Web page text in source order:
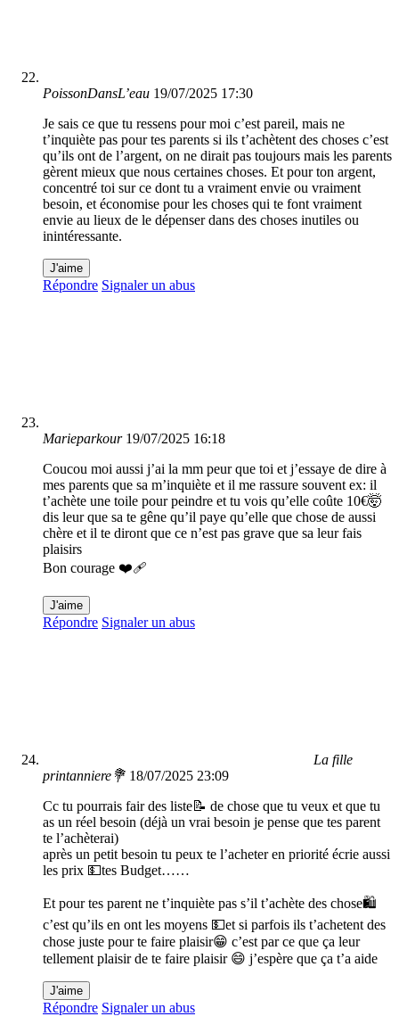
PoissonDansL’eau 19/07/2025 17:30
Je sais ce que tu ressens pour moi c’est pareil, mais ne
t’inquiète pas pour tes parents si ils t’achètent des choses c’est
qu’ils ont de l’argent, on ne dirait pas toujours mais les parents
gèrent mieux que nous certaines choses. Et pour ton argent,
concentré toi sur ce dont tu a vraiment envie ou vraiment
besoin, et économise pour les choses qui te font vraiment
envie au lieux de le dépenser dans des choses inutiles ou
inintéressante.
J'aime
Répondre Signaler un abus
Marieparkour 19/07/2025 16:18
Coucou moi aussi j’ai la mm peur que toi et j’essaye de dire à
mes parents que sa m’inquiète et il me rassure souvent ex: il
t’achète une toile pour peindre et tu vois qu’elle coûte 10€🤯
dis leur que sa te gêne qu’il paye qu’elle que chose de aussi
chère et il te diront que ce n’est pas grave que sa leur fais
plaisirs
Bon courage ❤️‍🩹
J'aime
Répondre Signaler un abus
La fille
printanniere💐 18/07/2025 23:09
Cc tu pourrais fair des liste📝 de chose que tu veux et que tu
as un réel besoin (déjà un vrai besoin je pense que tes parent
te l’achèterai)
après un petit besoin tu peux te l’acheter en priorité écrie aussi
les prix 💵tes Budget……
Et pour tes parent ne t’inquiète pas s’il t’achète des chose🛍️
c’est qu’ils en ont les moyens 💵et si parfois ils t’achetent des
chose juste pour te faire plaisir😁 c’est par ce que ça leur
tellement plaisir de te faire plaisir 😄 j’espère que ça t’a aide
J'aime
Répondre Signaler un abus